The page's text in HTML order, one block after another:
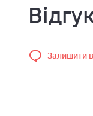
Залишити